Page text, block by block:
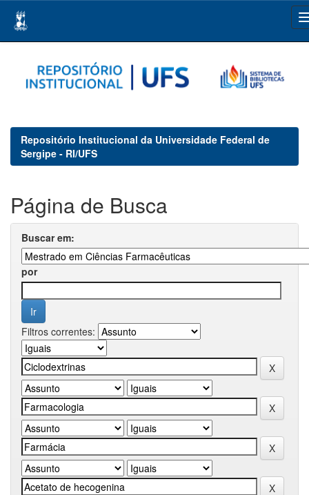
navigation
Repositório Institucional da Universidade Federal de
Sergipe - RI/UFS
Página de Busca
Buscar em:
por
Filtros correntes: